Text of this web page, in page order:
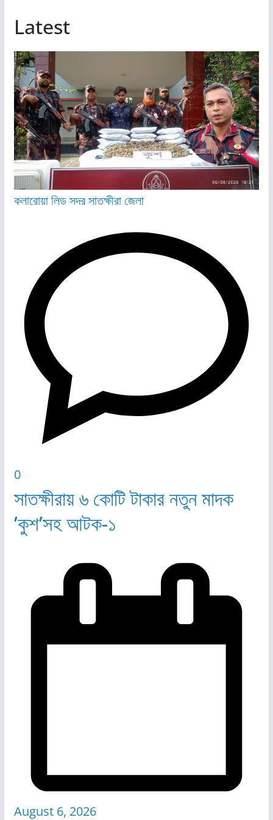
Latest
কলারোয়ালিডসদরসাতক্ষীরা জেলা
0
সাতক্ষীরায় ৬ কোটি টাকার নতুন মাদক
’কুশ’সহ আটক-১
August 6, 2026